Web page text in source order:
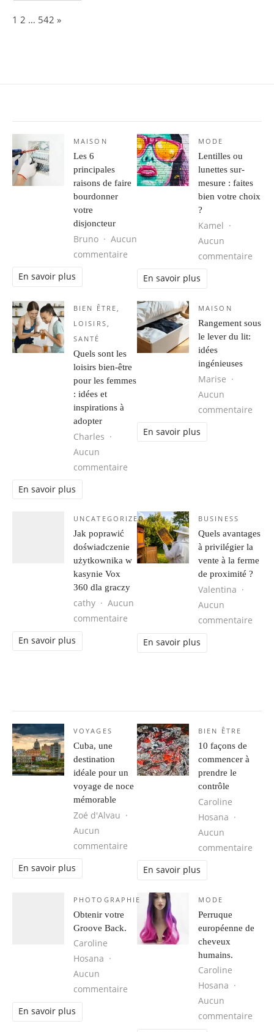
Page:
1 2 … 542 Next
»
MAISON
Les 6
principales
raisons de faire
bourdonner
votre
disjoncteur
Bruno
Aucun
commentaire sur Les 6 principales raisons de
En savoir plus
MODE
Lentilles ou
lunettes sur-
mesure : faites
bien votre choix
?
Kamel
Aucun
commentaire
En savoir plus
BIEN ÊTRE,
LOISIRS,
SANTÉ
Quels sont les
loisirs bien-être
pour les femmes
: idées et
inspirations à
adopter
Charles
Aucun
commentaire
En savoir plus
MAISON
Rangement sous
le lever du lit:
idées
ingénieuses
Marise
Aucun
commentaire
En savoir plus
UNCATEGORIZED
Jak poprawić
doświadczenie
użytkownika w
kasynie Vox
360 dla graczy
cathy
Aucun
commentaire sur Jak poprawić doświadczenie
En savoir plus
BUSINESS
Quels avantages
à privilégier la
vente à la ferme
de proximité ?
Valentina
Aucun
commentaire
En savoir plus
VOYAGES
Cuba, une
destination
idéale pour un
voyage de noce
mémorable
Zoé d'Alvau
Aucun
commentaire sur Cuba, une destination idéale
En savoir plus
BIEN ÊTRE
10 façons de
commencer à
prendre le
contrôle
Caroline
Hosana
Aucun
commentaire
En savoir plus
PHOTOGRAPHIE
Obtenir votre
Groove Back.
Caroline
Hosana
Aucun
commentaire sur Obtenir votre Groove Back.
En savoir plus
MODE
Perruque
européenne de
cheveux
humains.
Caroline
Hosana
Aucun
commentaire